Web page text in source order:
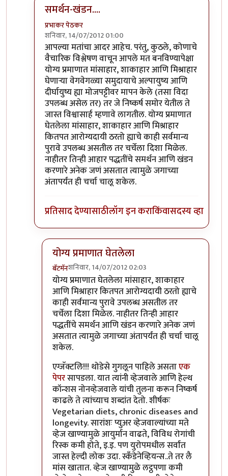
समर्थन-खंडन....
प्रभाकर पेठकर
शनिवार, 14/07/2012 01:00
In reply toमानव शाकाहारीचbyरमेश आठवले
आपल्या मतांचा आदर आहेच. परंतु, कुठले, कोणाचे
वैचारिक विश्लेषण वाचून आपले मत बनविण्यापेक्षा
योग्य प्रमाणात मांसाहार, शाकाहार आणि मिश्राहार
घेणार्‍या वेगवेगळ्या समुदायाचे अल्पायुष्य आणि
दीर्घायुष्य ह्या मोजपट्टीवर मापन केले (तसा विदा
उपलब्ध असेल तर) तर जे निष्कर्ष समोर येतील ते
जास्त विश्वासार्ह म्हणावे लागतील. योग्य प्रमाणात
घेतलेला मांसाहार, शाकाहार आणि मिश्राहार
कितपत आरोग्यदायी ठरतो ह्याचे काही सर्वमान्य
पुरावे उपलब्ध असतील तर चर्चेला दिशा मिळेल.
नाहीतर तिन्ही आहार पद्धतींचे समर्थन आणि खंडन
करणारे अनेक जणं असतात त्यामुळे जगाच्या
अंतापर्यंत ही चर्चा चालू शकेल.
प्रतिसाद देण्यासाठीलॉग इन कराकिंवासदस्य व्हा
योग्य प्रमाणात घेतलेला
बॅटमॅनशनिवार, 14/07/2012 02:03
In reply toसमर्थन-खंडन....byप्रभाकर पेठकर
योग्य प्रमाणात घेतलेला मांसाहार, शाकाहार
आणि मिश्राहार कितपत आरोग्यदायी ठरतो ह्याचे
काही सर्वमान्य पुरावे उपलब्ध असतील तर
चर्चेला दिशा मिळेल. नाहीतर तिन्ही आहार
पद्धतींचे समर्थन आणि खंडन करणारे अनेक जणं
असतात त्यामुळे जगाच्या अंतापर्यंत ही चर्चा चालू
शकेल.
एग्जॅक्टलि!!! थोडेसे गुगलून पाहिले असताएक
पेपरसापडला. यात त्यांनी व्हेजवाले आणि हेल्थ
कॉन्शस नोनव्हेजवाले यांची तुलना करून निष्कर्ष
काढले ते त्यांच्याच शब्दांत देतो. शीर्षकः
Vegetarian diets, chronic diseases and
longevity. सारांशः प्युअर व्हेजवाल्यांच्या मते
व्हेज खाण्यामुळे आयुर्मान वाढते, विविध रोगांची
रिस्क कमी होते, इ.इ. पण युरोपमधील सर्वांत
जास्त हेल्दी लोक उदा. स्कँडेनेव्हियन्स..ते तर लै
मांस खातात. व्हेज खाण्यामुळे लट्ठपणा कमी